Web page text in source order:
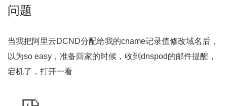
问题
当我把阿里云DCND分配给我的cname记录值修改域名后，
以为so easy，准备回家的时候，收到dnspod的邮件提醒，
宕机了，打开一看